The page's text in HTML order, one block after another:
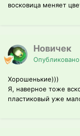
восковица меняет
Новичек
Опубликовано
Хорошенькие)))
Я, наверное тоже
пластиковый уже